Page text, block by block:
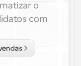
o
com